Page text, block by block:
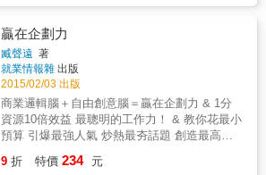
發現商品的真正優勢，從而將這些資訊運用到
商品開發和口口相傳的促銷中。 本書以食品類
為例，觀察從顧客來到賣場到將商品放人購物
車這一過程從而得出的動機，但如果商品類別
不同，這一時間單位當然也會發生變化。真實
的購物動機，同樣也適用於食品類以外的商
品。 本書特色 商場如戰場，商店貨架則是商品
展開廝殺的「戰場」。有的商品一帆風順，成
功地進入客戶手中的購物籃；而有的商品在商
業知識，讓好的經驗延續！
本作家 & 這樣的人不是天才，也不是光靠努力
更不是天降奇蹟 而是他抓住了讓企劃通過的關
鍵 那就是&hellip;&hellip; 以一句定勝負！ & 企
劃寫得好，一句話就足夠；企劃不好，寫得再
多也沒用！ & 一句話有多神奇！ 石田章洋親身
經歷，會議開始才30秒，只有一句話的企劃就
脫穎而出，迅速地被通過，連上台簡報都還沒
做。不可思議的一幕到底是怎麼用一句話辦到
的？ & 一句話有多重要！ 即使是好萊塢電影，
贏在企劃力
臧聲遠 著
就業情報雜 出版
2015/02/03 出版
商業邏輯腦＋自由創意腦＝贏在企劃力 & 1分
資源10倍效益 最聰明的工作力！ & 教你花最小
預算 引爆最強人氣 炒熱最夯話題 創造最高能
的當小職員，只能奉命執行 企劃力，讓你站在
9 折 特價 234 元